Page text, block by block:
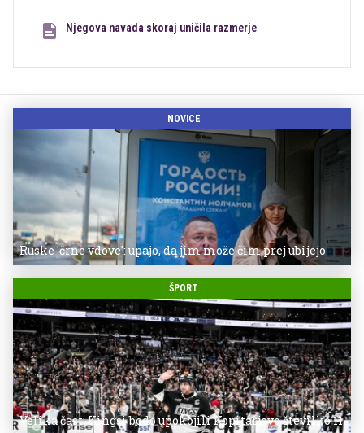
Njegova navada skoraj uničila razmerje
NOVICE
Ruske 'črne vdove': upajo, da jim može čim prej ubijejo
ŠPORT
Velika čast: Kingsi bodo upokojili Kopitarjevo številko 11